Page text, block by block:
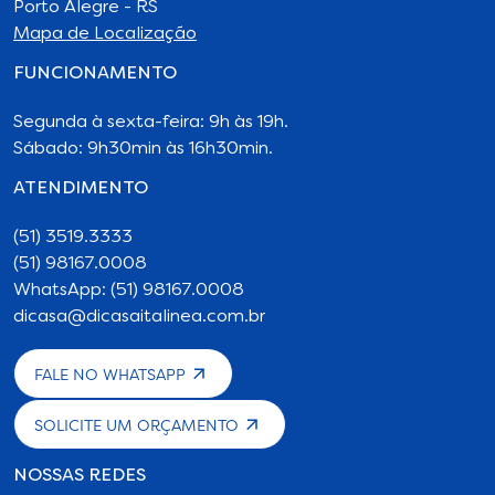
Porto Alegre - RS
Mapa de Localização
FUNCIONAMENTO
Segunda à sexta-feira: 9h às 19h.
Sábado: 9h30min às 16h30min.
ATENDIMENTO
(51) 3519.3333
(51) 98167.0008
WhatsApp: (51) 98167.0008
dicasa@dicasaitalinea.com.br
FALE NO WHATSAPP
SOLICITE UM ORÇAMENTO
NOSSAS REDES